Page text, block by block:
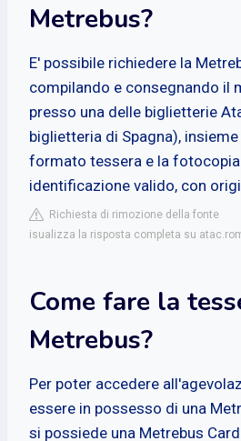
Metrebus?
E' possibile richiedere la
compilando e consegnando il
presso una delle biglietterie
biglietteria di Spagna),
formato tessera e la
identificazione valido, con
Richiesta di rimozione della fonte
isualizza la risposta completa su
Come fare la
Metrebus?
Per poter accedere
essere in possesso di una
si possiede una Metrebus